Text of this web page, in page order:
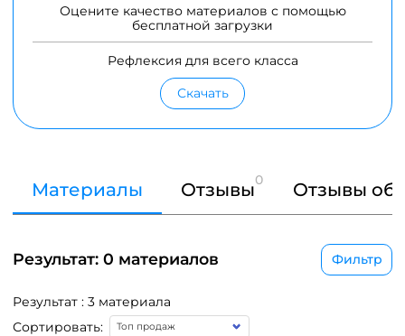
Оцените качество материалов с помощью
бесплатной загрузки
Рефлексия для всего класса
Скачать
Материалы Отзывы0 Отзывы об
Результат: 0 материалов Фильтр
Результат : 3 материала
Сортировать: